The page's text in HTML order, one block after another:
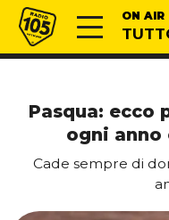
Vai al contenuto
Radio 105 ON AIR
Pasqua: ecco
ogni anno
Cade sempre di